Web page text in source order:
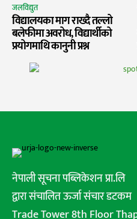
जलविद्युत
विद्यालयका माग राख्दै तल्लो
बलेफीमा अवरोध, विद्यार्थीको
प्रयोगमाथि कानुनी प्रश्न
नेपाली सूचना पब्लिकेशन प्रा.लि
द्वारा संचालित ऊर्जा संचार डटकम
Trade Tower 8th Floor